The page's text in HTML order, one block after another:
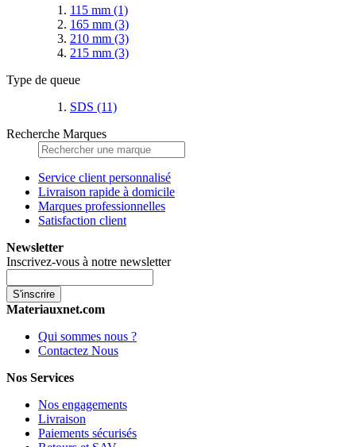
115 mm (1)
165 mm (3)
210 mm (3)
215 mm (3)
Type de queue
SDS (11)
Recherche Marques
Service client personnalisé
Livraison rapide à domicile
Marques professionnelles
Satisfaction client
Newsletter
Inscrivez-vous à notre newsletter
S'inscrire
Materiauxnet.com
Qui sommes nous ?
Contactez Nous
Nos Services
Nos engagements
Livraison
Paiements sécurisés